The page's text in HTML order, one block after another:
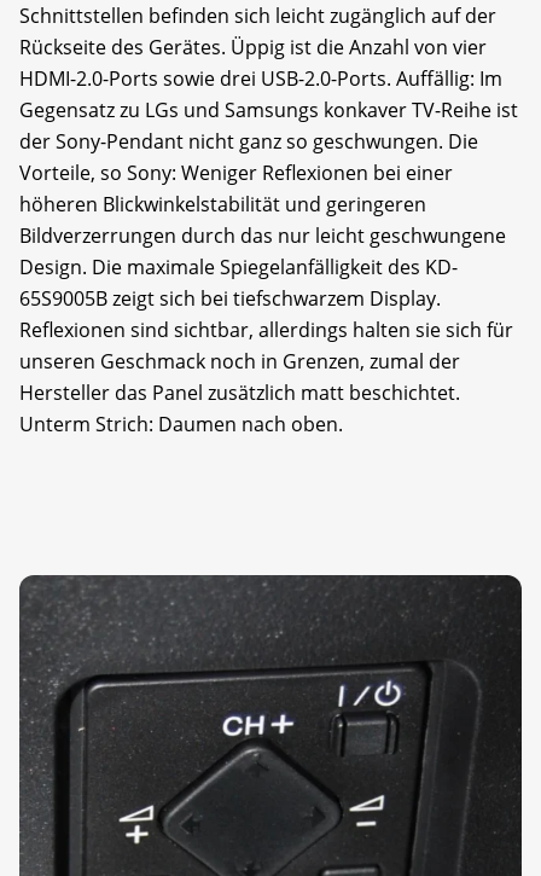
Schnittstellen befinden sich leicht zugänglich auf der
Rückseite des Gerätes. Üppig ist die Anzahl von vier
HDMI-2.0-Ports sowie drei USB-2.0-Ports. Auffällig: Im
Gegensatz zu LGs und Samsungs konkaver TV-Reihe ist
der Sony-Pendant nicht ganz so geschwungen. Die
Vorteile, so Sony: Weniger Reflexionen bei einer
höheren Blickwinkelstabilität und geringeren
Bildverzerrungen durch das nur leicht geschwungene
Design. Die maximale Spiegelanfälligkeit des KD-
65S9005B zeigt sich bei tiefschwarzem Display.
Reflexionen sind sichtbar, allerdings halten sie sich für
unseren Geschmack noch in Grenzen, zumal der
Hersteller das Panel zusätzlich matt beschichtet.
Unterm Strich: Daumen nach oben.